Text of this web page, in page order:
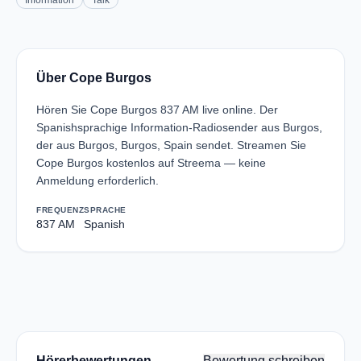
Über Cope Burgos
Hören Sie Cope Burgos 837 AM live online. Der
Spanishsprachige Information-Radiosender aus Burgos,
der aus Burgos, Burgos, Spain sendet. Streamen Sie
Cope Burgos kostenlos auf Streema — keine
Anmeldung erforderlich.
FREQUENZ
837 AM
SPRACHE
Spanish